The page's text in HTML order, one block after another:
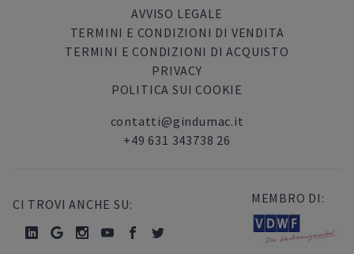
AVVISO LEGALE
TERMINI E CONDIZIONI DI VENDITA
TERMINI E CONDIZIONI DI ACQUISTO
PRIVACY
POLITICA SUI COOKIE
contatti@gindumac.it
+49 631 343738 26
CI TROVI ANCHE SU: MEMBRO DI: